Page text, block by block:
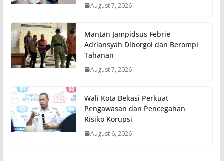
August 7, 2026
Mantan Jampidsus Febrie
Adriansyah Diborgol dan Berompi
Tahanan
August 7, 2026
Wali Kota Bekasi Perkuat
Pengawasan dan Pencegahan
Risiko Korupsi
August 6, 2026